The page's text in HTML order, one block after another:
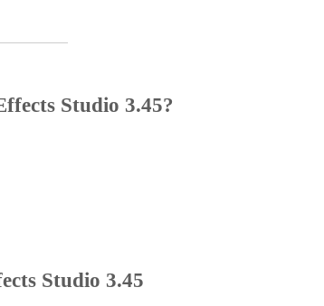
Studio 3.45?
Studio 3.45